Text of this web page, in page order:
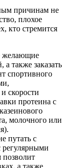
причинам не
плохое
кто стремится
желающие
также заказать
спортивного
скорости
протеина с
молочного или
путать с
регулярными
а также